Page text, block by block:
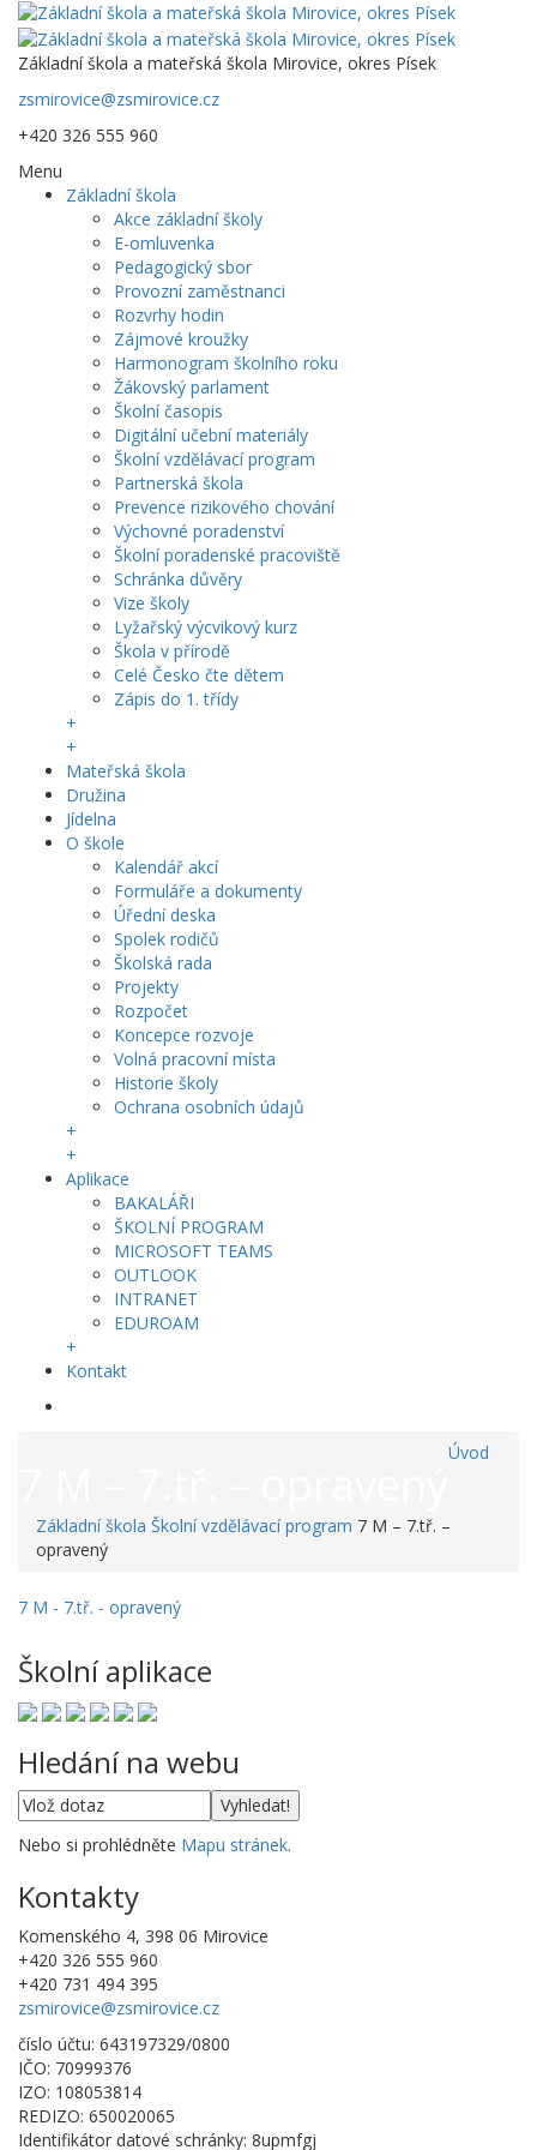
Základní škola a mateřská škola Mirovice, okres Písek
zsmirovice@zsmirovice.cz
+420 326 555 960
Menu
Základní škola
Akce základní školy
E-omluvenka
Pedagogický sbor
Provozní zaměstnanci
Rozvrhy hodin
Zájmové kroužky
Harmonogram školního roku
Žákovský parlament
Školní časopis
Digitální učební materiály
Školní vzdělávací program
Partnerská škola
Prevence rizikového chování
Výchovné poradenství
Školní poradenské pracoviště
Schránka důvěry
Vize školy
Lyžařský výcvikový kurz
Škola v přírodě
Celé Česko čte dětem
Zápis do 1. třídy
+
+
Mateřská škola
Družina
Jídelna
O škole
Kalendář akcí
Formuláře a dokumenty
Úřední deska
Spolek rodičů
Školská rada
Projekty
Rozpočet
Koncepce rozvoje
Volná pracovní místa
Historie školy
Ochrana osobních údajů
+
+
Aplikace
BAKALÁŘI
ŠKOLNÍ PROGRAM
MICROSOFT TEAMS
OUTLOOK
INTRANET
EDUROAM
+
Kontakt
Úvod
Základní škola Školní vzdělávací program 7 M – 7.tř. –
opravený
7 M - 7.tř. - opravený
Školní aplikace
Hledání na webu
Nebo si prohlédněte Mapu stránek.
Kontakty
Komenského 4, 398 06 Mirovice
+420 326 555 960
+420 731 494 395
zsmirovice@zsmirovice.cz
číslo účtu: 643197329/0800
IČO: 70999376
IZO: 108053814
REDIZO: 650020065
Identifikátor datové schránky: 8upmfgj